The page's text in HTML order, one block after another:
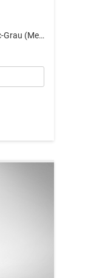
Grau, Magnetic-Grau (Metallic) (PN4DQ0)